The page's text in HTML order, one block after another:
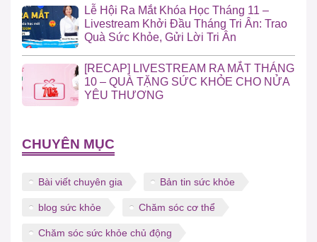
Lễ Hội Ra Mắt Khóa Học Tháng 11 –
Livestream Khởi Đầu Tháng Tri Ân: Trao
Quà Sức Khỏe, Gửi Lời Tri Ân
[RECAP] LIVESTREAM RA MẮT THÁNG
10 – QUÀ TẶNG SỨC KHỎE CHO NỬA
YÊU THƯƠNG
CHUYÊN MỤC
Bài viết chuyên gia Bản tin sức khỏe
blog sức khỏe Chăm sóc cơ thể
Chăm sóc sức khỏe chủ động